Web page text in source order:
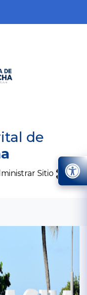
de
Sitio